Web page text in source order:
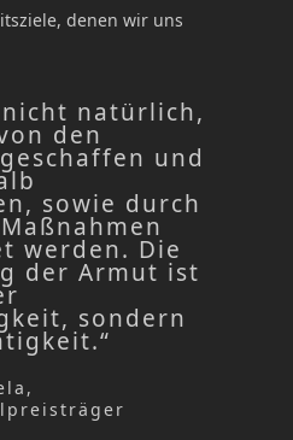
denen wir uns
natürlich,
den
und
sowie durch
werden. Die
der Armut ist
sondern